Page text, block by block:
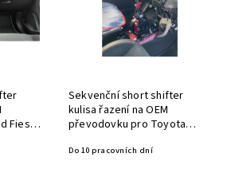
Fiesta
Sekvenční short shifter
kulisa řazení na OEM
převodovku pro Toyota
Do 10 pracovních dní